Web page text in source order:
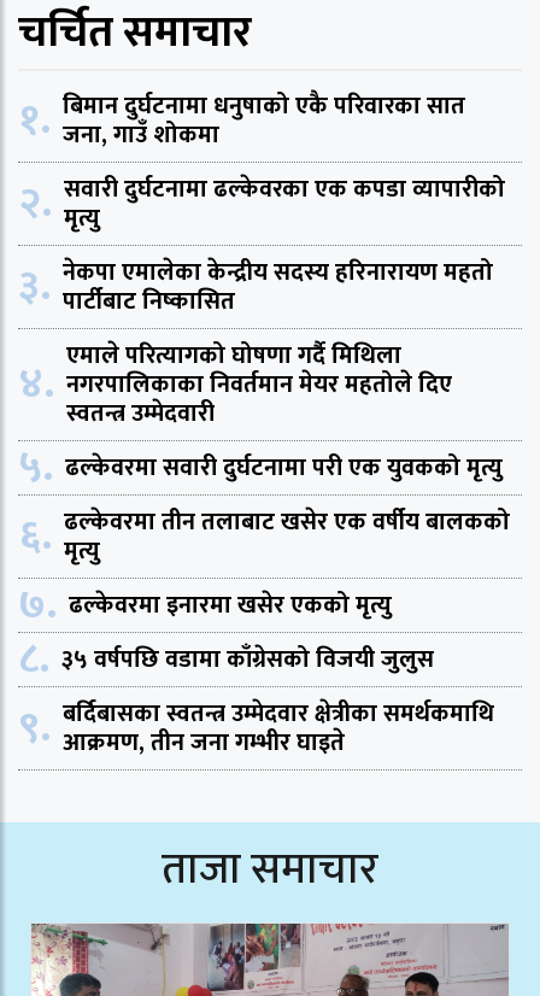
चर्चित समाचार
१. बिमान दुर्घटनामा धनुषाको एकै परिवारका सात
जना, गाउँ शोकमा
२. सवारी दुर्घटनामा ढल्केवरका एक कपडा व्यापारीको
मृत्यु
३. नेकपा एमालेका केन्द्रीय सदस्य हरिनारायण महतो
पार्टीबाट निष्कासित
४. एमाले परित्यागको घोषणा गर्दै मिथिला
नगरपालिकाका निवर्तमान मेयर महतोले दिए
स्वतन्त्र उम्मेदवारी
५. ढल्केवरमा सवारी दुर्घटनामा परी एक युवकको मृत्यु
६. ढल्केवरमा तीन तलाबाट खसेर एक वर्षीय बालकको
मृत्यु
७. ढल्केवरमा इनारमा खसेर एकको मृत्यु
८. ३५ वर्षपछि वडामा काँग्रेसको विजयी जुलुस
९. बर्दिबासका स्वतन्त्र उम्मेदवार क्षेत्रीका समर्थकमाथि
आक्रमण, तीन जना गम्भीर घाइते
ताजा समाचार